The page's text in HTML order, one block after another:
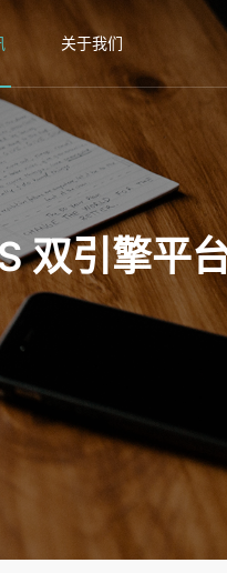
关于我们
双引擎平